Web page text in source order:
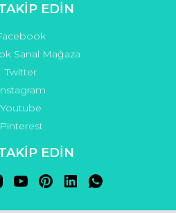
EDİN
Sanal Mağaza
Twitter
Youtube
Pinterest
EDİN